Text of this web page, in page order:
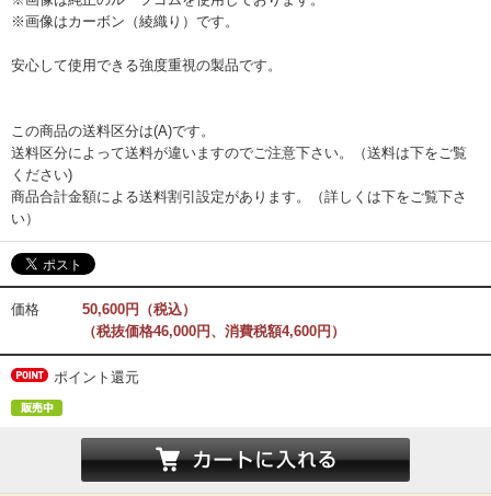
※画像はカーボン（綾織り）です。
安心して使用できる強度重視の製品です。
この商品の送料区分は(A)です。
送料区分によって送料が違いますのでご注意下さい。（送料は下をご覧
ください)
商品合計金額による送料割引設定があります。（詳しくは下をご覧下さ
い）
価格
50,600円（税込）
（税抜価格46,000円、消費税額4,600円）
ポイント還元